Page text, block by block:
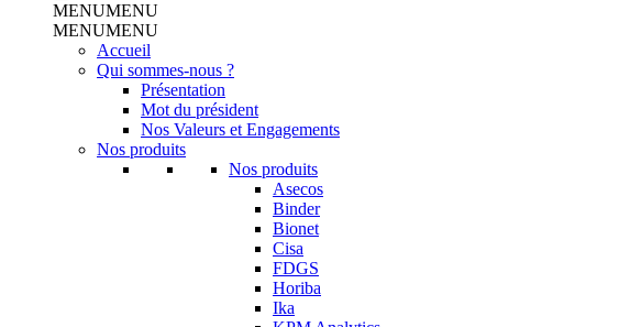
MENUMENU
MENUMENU
Accueil
Qui sommes-nous ?
Présentation
Mot du président
Nos Valeurs et Engagements
Nos produits
Nos produits
Asecos
Binder
Bionet
Cisa
FDGS
Horiba
Ika